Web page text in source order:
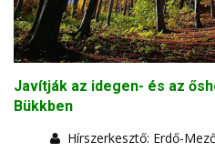
Javítják az idegen- és az
Bükkben
Hírszerkesztő: Erdő-